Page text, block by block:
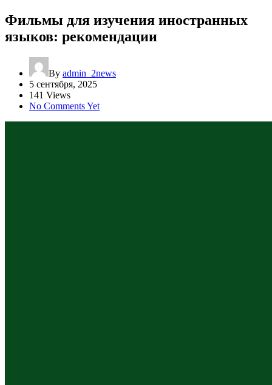
Фильмы для изучения иностранных
языков: рекомендации
By admin_2news
5 сентября, 2025
141 Views
No Comments Yet